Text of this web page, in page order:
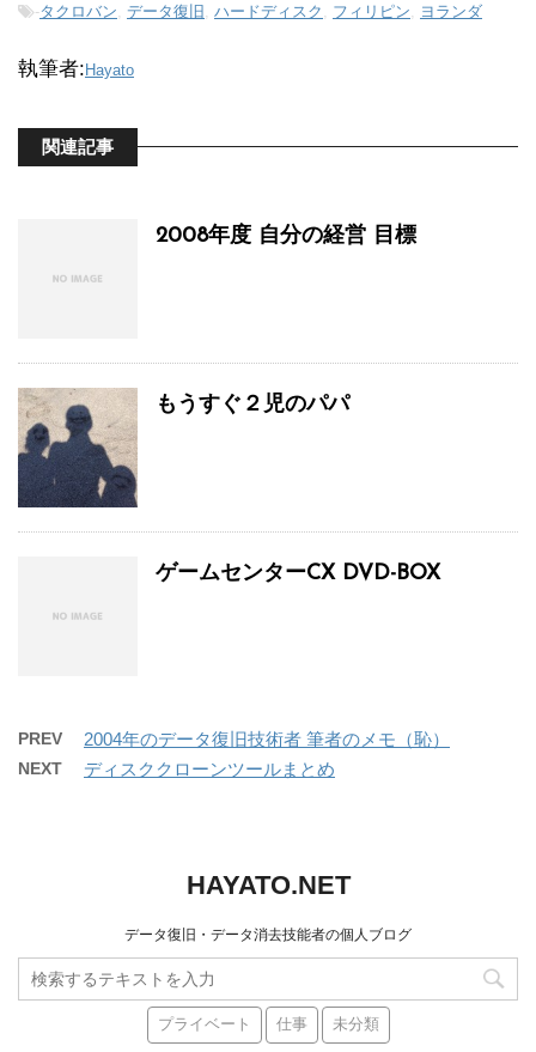
-タクロバン, データ復旧 , ハードディスク , フィリピン, ヨランダ
執筆者: Hayato
関連記事
2008年度 自分の経営 目標
もうすぐ２児のパパ
ゲームセンターCX DVD-BOX
PREV 2004年のデータ復旧技術者 筆者のメモ（恥）
NEXT ディスククローンツールまとめ
HAYATO.NET
データ復旧・データ消去技能者の個人ブログ
プライベート 仕事 未分類